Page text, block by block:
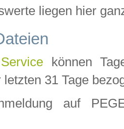
liegen hier
Service können
31 Tage
auf